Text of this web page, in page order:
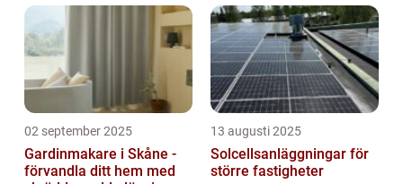
02 september 2025
Gardinmakare i Skåne -
förvandla ditt hem med
13 augusti 2025
Solcellsanläggningar för
större fastigheter